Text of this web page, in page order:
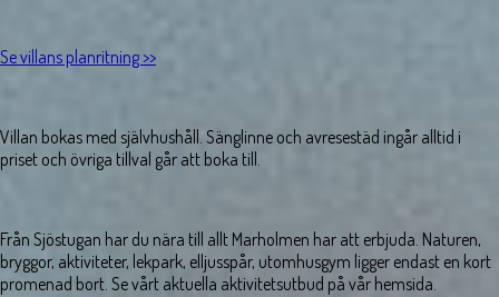
Se villans planritning >>
Villan bokas med självhushåll. Sänglinne och avresestäd ingår alltid i
priset och övriga tillval går att boka till.
Från Sjöstugan har du nära till allt Marholmen har att erbjuda. Naturen,
bryggor, aktiviteter, lekpark, elljusspår, utomhusgym ligger endast en kort
promenad bort. Se vårt aktuella aktivitetsutbud på vår hemsida.